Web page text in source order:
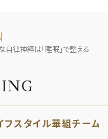
自律神経は「睡眠」で整える
ING
フスタイル華組チーム